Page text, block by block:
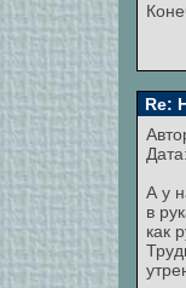
Re:
А у
в
как